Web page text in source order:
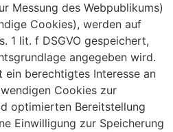
Messung des Webpublikums)
Cookies), werden auf
1 lit. f DSGVO gespeichert,
angegeben wird.
ein berechtigtes Interesse an
Cookies zur
optimierten Bereitstellung
Einwilligung zur Speicherung